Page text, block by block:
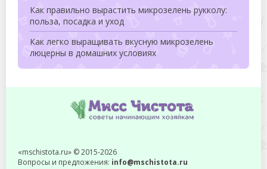
Как правильно вырастить микрозелень рукколу:
польза, посадка и уход
Как легко выращивать вкусную микрозелень
люцерны в домашних условиях
«mschistota.ru» © 2015-2026
Вопросы и предложения: info@mschistota.ru